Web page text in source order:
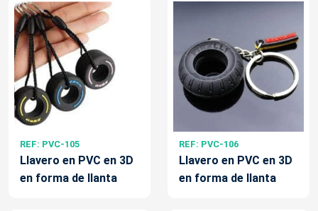
REF: PVC-105
Llavero en PVC en 3D
en forma de llanta
REF: PVC-106
Llavero en PVC en 3D
en forma de llanta